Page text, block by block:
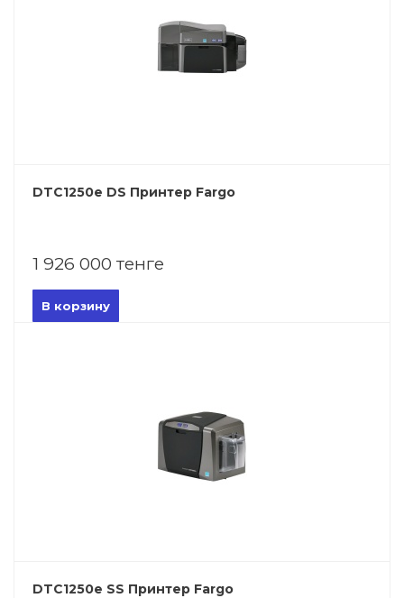
DTC1250e DS Принтер Fargo
1 926 000 тенге
В корзину
DTC1250e SS Принтер Fargo